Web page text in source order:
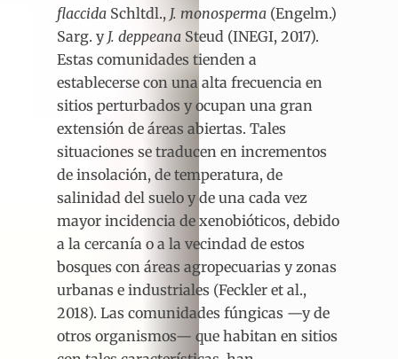
flaccida Schltdl., J. monosperma (Engelm.)
Sarg. y J. deppeana Steud (INEGI, 2017).
Estas comunidades tienden a
establecerse con una alta frecuencia en
sitios perturbados y ocupan una gran
extensión de áreas abiertas. Tales
situaciones se traducen en incrementos
de insolación, de temperatura, de
salinidad del suelo y de una cada vez
mayor incidencia de xenobióticos, debido
a la cercanía o a la vecindad de estos
bosques con áreas agropecuarias y zonas
urbanas e industriales (Feckler et al.,
2018). Las comunidades fúngicas —y de
otros organismos— que habitan en sitios